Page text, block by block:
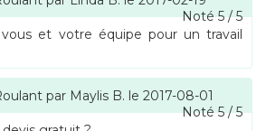
Noté5/5
et votre équipe pour un travail
par Maylis B. le 2017-08-01
Noté5/5